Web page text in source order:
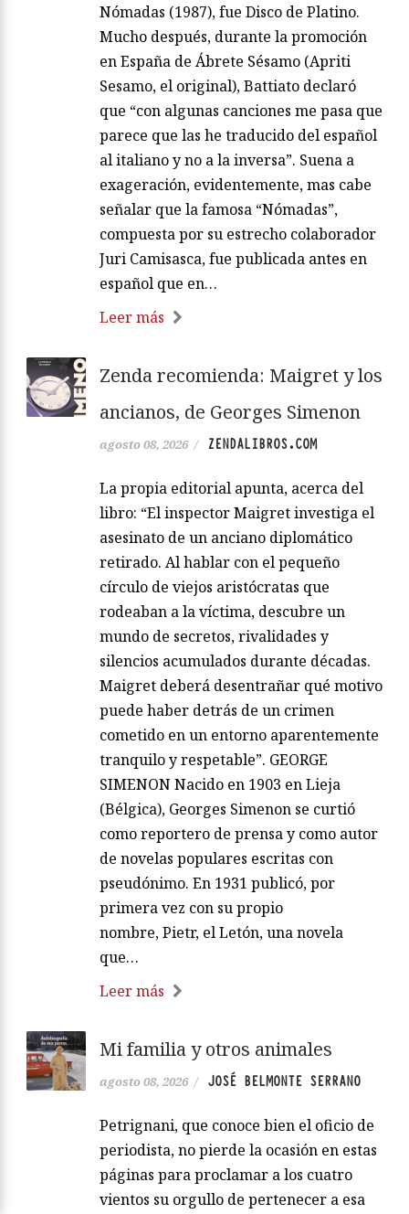
Nómadas (1987), fue Disco de Platino.
Mucho después, durante la promoción
en España de Ábrete Sésamo (Apriti
Sesamo, el original), Battiato declaró
que “con algunas canciones me pasa que
parece que las he traducido del español
al italiano y no a la inversa”. Suena a
exageración, evidentemente, mas cabe
señalar que la famosa “Nómadas”,
compuesta por su estrecho colaborador
Juri Camisasca, fue publicada antes en
español que en…
Leer más
Zenda recomienda: Maigret y los
ancianos, de Georges Simenon
agosto 08, 2026 / ZENDALIBROS.COM
La propia editorial apunta, acerca del
libro: “El inspector Maigret investiga el
asesinato de un anciano diplomático
retirado. Al hablar con el pequeño
círculo de viejos aristócratas que
rodeaban a la víctima, descubre un
mundo de secretos, rivalidades y
silencios acumulados durante décadas.
Maigret deberá desentrañar qué motivo
puede haber detrás de un crimen
cometido en un entorno aparentemente
tranquilo y respetable”. GEORGE
SIMENON Nacido en 1903 en Lieja
(Bélgica), Georges Simenon se curtió
como reportero de prensa y como autor
de novelas populares escritas con
pseudónimo. En 1931 publicó, por
primera vez con su propio
nombre, Pietr, el Letón, una novela
que…
Leer más
Mi familia y otros animales
agosto 08, 2026 / JOSÉ BELMONTE SERRANO
Petrignani, que conoce bien el oficio de
periodista, no pierde la ocasión en estas
páginas para proclamar a los cuatro
vientos su orgullo de pertenecer a esa